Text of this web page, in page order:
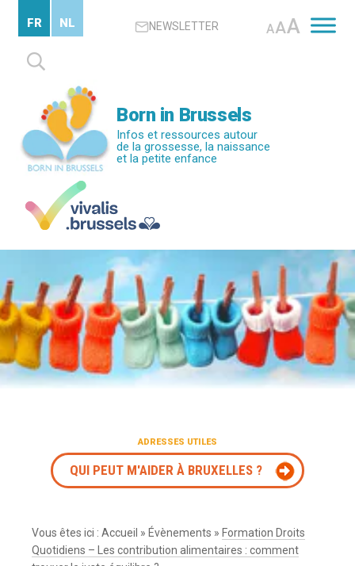
contenu
principal
NEWSLETTER AAA
Rechercher :
FR NL
Born in Brussels
Infos et ressources autour
de la grossesse, la naissance
et la petite enfance
ADRESSES UTILES
QUI PEUT M'AIDER À BRUXELLES ?
Vous êtes ici :Accueil » Évènements » Formation Droits
Quotidiens – Les contribution alimentaires : comment